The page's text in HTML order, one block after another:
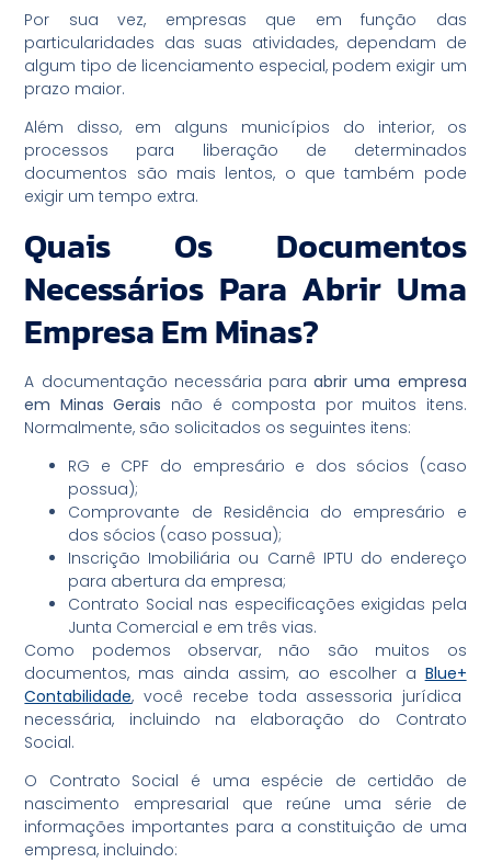
Por sua vez, empresas que em função das
particularidades das suas atividades, dependam de
algum tipo de licenciamento especial, podem exigir um
prazo maior.
Além disso, em alguns municípios do interior, os
processos para liberação de determinados
documentos são mais lentos, o que também pode
exigir um tempo extra.
Quais Os Documentos
Necessários Para Abrir Uma
Empresa Em Minas?
A documentação necessária paraabrir uma empresa
em Minas Gerais não é composta por muitos itens.
Normalmente, são solicitados os seguintes itens:
RG e CPF do empresário e dos sócios (caso
possua);
Comprovante de Residência do empresário e
dos sócios (caso possua);
Inscrição Imobiliária ou Carnê IPTU do endereço
para abertura da empresa;
Contrato Social nas especificações exigidas pela
Junta Comercial e em três vias.
Como podemos observar, não são muitos os
documentos, mas ainda assim, ao escolher a Blue+
Contabilidade, você recebe toda assessoria jurídica
necessária, incluindo na elaboração do Contrato
Social.
O Contrato Social é uma espécie de certidão de
nascimento empresarial que reúne uma série de
informações importantes para a constituição de uma
empresa, incluindo: